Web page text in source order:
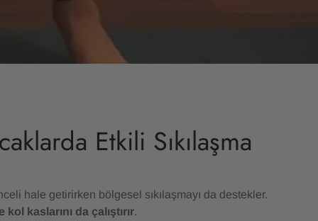
Etkili Sıkılaşma
hale getirirken bölgesel sıkılaşmayı da destekler.
kol kaslarını da çalıştırır.